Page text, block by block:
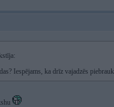
Iespējams, ka drīz vajadzēs